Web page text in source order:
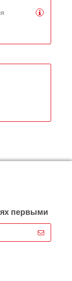
первыми